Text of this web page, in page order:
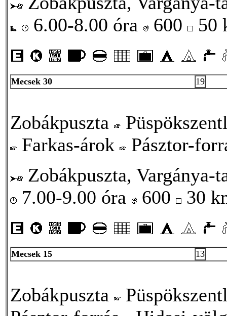
6.00-8.00 óra
600 50
Mecsek 30 19
Zobákpuszta
Farkas-árok
Pásztor-
Zobákpuszta, Vargánya-
7.00-9.00 óra
600 30
Mecsek 15 13
Zobákpuszta